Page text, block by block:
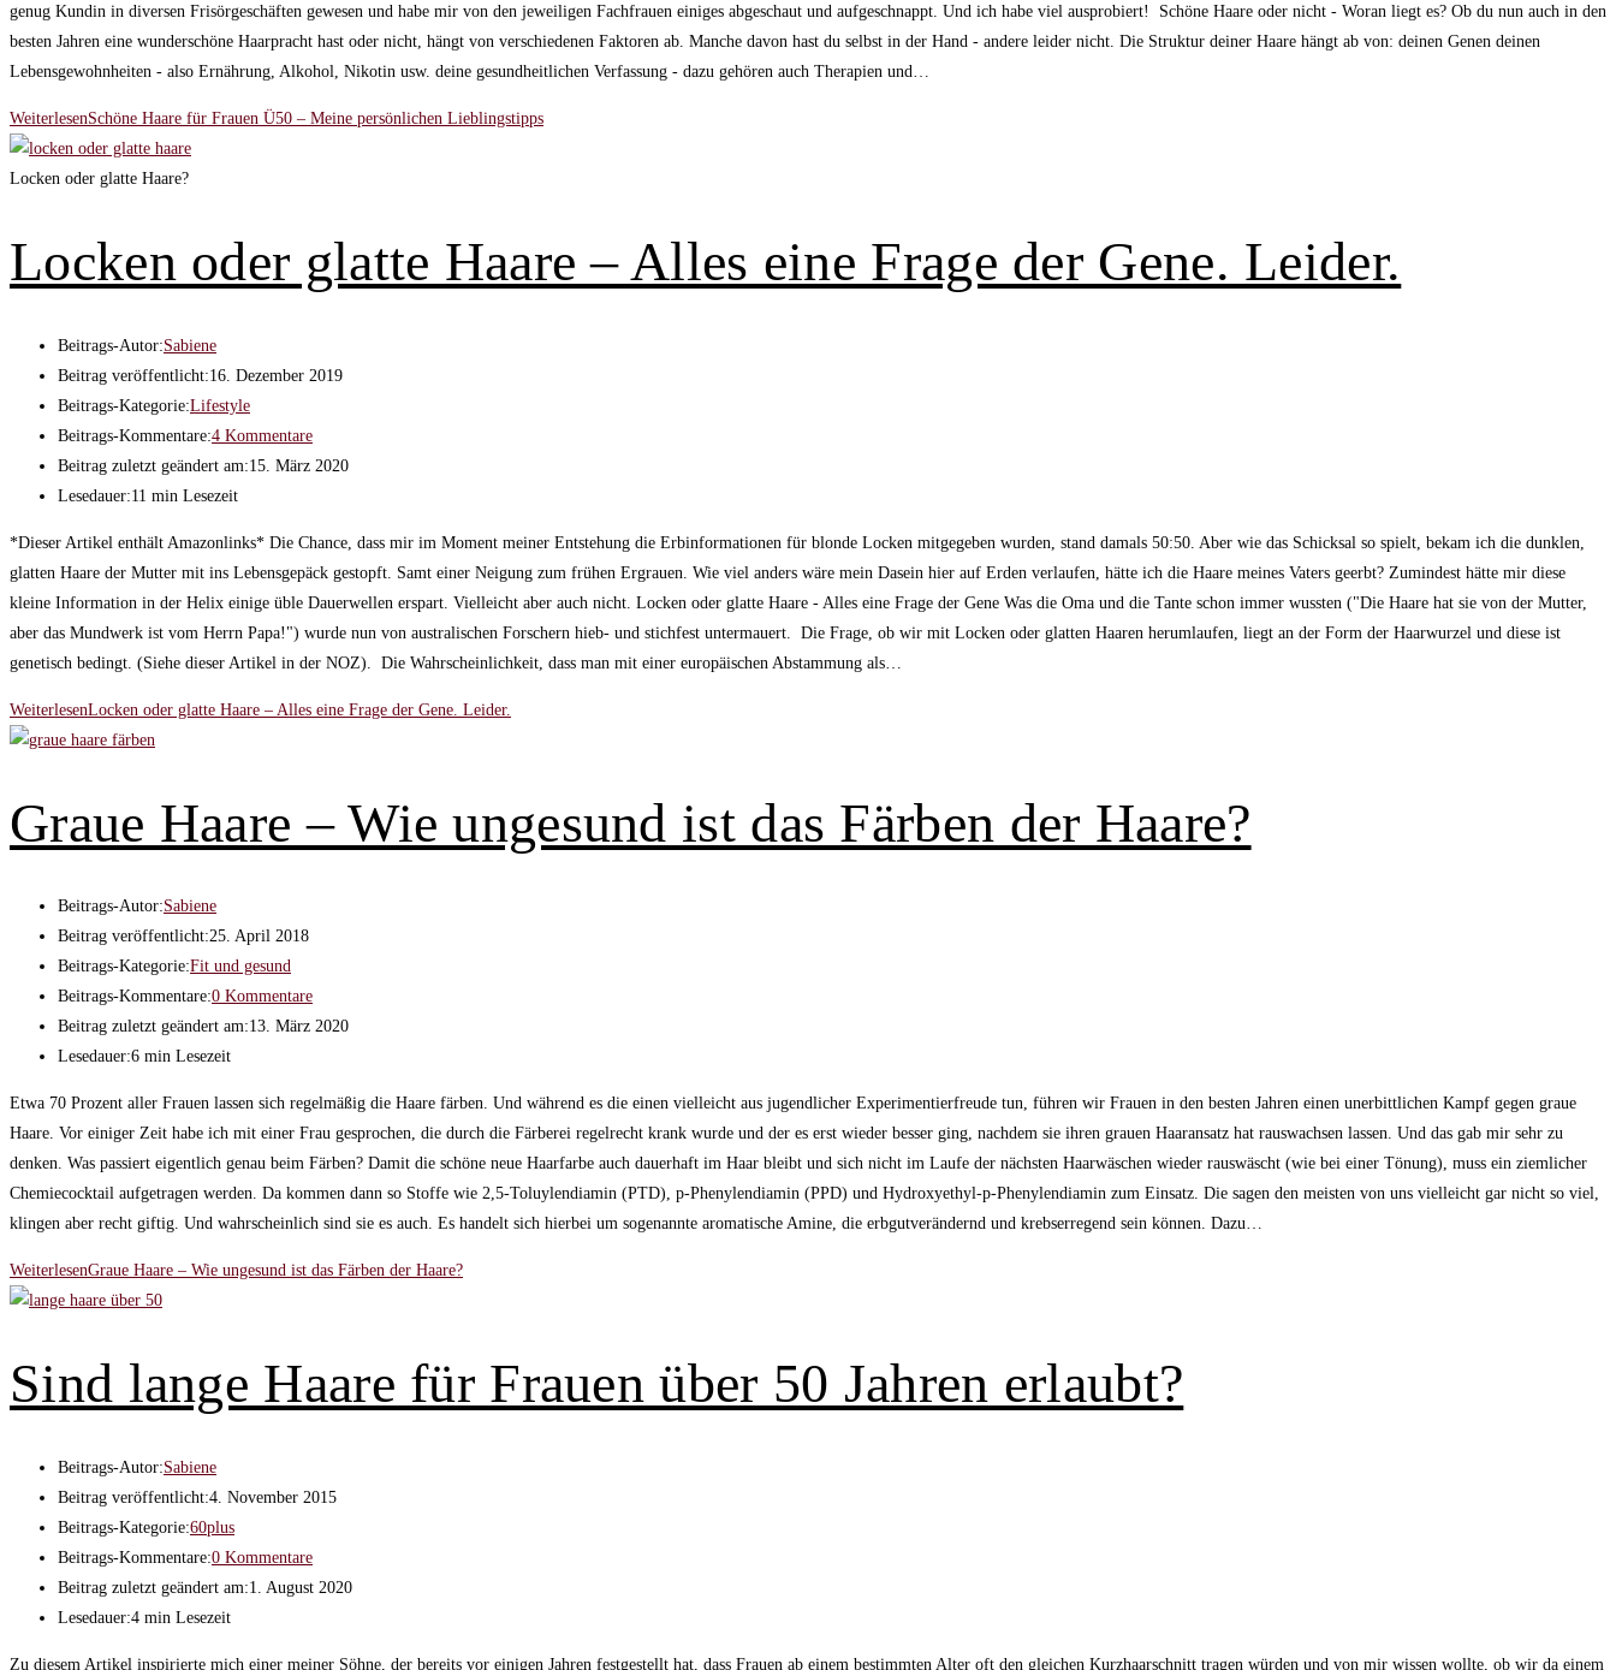
genug Kundin in diversen Frisörgeschäften gewesen und habe mir von den jeweiligen Fachfrauen einiges abgeschaut und aufgeschnappt. Und ich habe viel ausprobiert! Schöne Haare oder nicht - Woran liegt es? Ob du nun auch in den
besten Jahren eine wunderschöne Haarpracht hast oder nicht, hängt von verschiedenen Faktoren ab. Manche davon hast du selbst in der Hand - andere leider nicht. Die Struktur deiner Haare hängt ab von: deinen Genen deinen
Lebensgewohnheiten - also Ernährung, Alkohol, Nikotin usw. deine gesundheitlichen Verfassung - dazu gehören auch Therapien und…
WeiterlesenSchöne Haare für Frauen Ü50 – Meine persönlichen Lieblingstipps
Locken oder glatte Haare?
Locken oder glatte Haare – Alles eine Frage der Gene. Leider.
Beitrags-Autor:Sabiene
Beitrag veröffentlicht:16. Dezember 2019
Beitrags-Kategorie:Lifestyle
Beitrags-Kommentare:4 Kommentare
Beitrag zuletzt geändert am:15. März 2020
Lesedauer:11 min Lesezeit
*Dieser Artikel enthält Amazonlinks* Die Chance, dass mir im Moment meiner Entstehung die Erbinformationen für blonde Locken mitgegeben wurden, stand damals 50:50. Aber wie das Schicksal so spielt, bekam ich die dunklen,
glatten Haare der Mutter mit ins Lebensgepäck gestopft. Samt einer Neigung zum frühen Ergrauen. Wie viel anders wäre mein Dasein hier auf Erden verlaufen, hätte ich die Haare meines Vaters geerbt? Zumindest hätte mir diese
kleine Information in der Helix einige üble Dauerwellen erspart. Vielleicht aber auch nicht. Locken oder glatte Haare - Alles eine Frage der Gene Was die Oma und die Tante schon immer wussten ("Die Haare hat sie von der Mutter,
aber das Mundwerk ist vom Herrn Papa!") wurde nun von australischen Forschern hieb- und stichfest untermauert. Die Frage, ob wir mit Locken oder glatten Haaren herumlaufen, liegt an der Form der Haarwurzel und diese ist
genetisch bedingt. (Siehe dieser Artikel in der NOZ). Die Wahrscheinlichkeit, dass man mit einer europäischen Abstammung als…
WeiterlesenLocken oder glatte Haare – Alles eine Frage der Gene. Leider.
Graue Haare – Wie ungesund ist das Färben der Haare?
Beitrags-Autor:Sabiene
Beitrag veröffentlicht:25. April 2018
Beitrags-Kategorie:Fit und gesund
Beitrags-Kommentare:0 Kommentare
Beitrag zuletzt geändert am:13. März 2020
Lesedauer:6 min Lesezeit
Etwa 70 Prozent aller Frauen lassen sich regelmäßig die Haare färben. Und während es die einen vielleicht aus jugendlicher Experimentierfreude tun, führen wir Frauen in den besten Jahren einen unerbittlichen Kampf gegen graue
Haare. Vor einiger Zeit habe ich mit einer Frau gesprochen, die durch die Färberei regelrecht krank wurde und der es erst wieder besser ging, nachdem sie ihren grauen Haaransatz hat rauswachsen lassen. Und das gab mir sehr zu
denken. Was passiert eigentlich genau beim Färben? Damit die schöne neue Haarfarbe auch dauerhaft im Haar bleibt und sich nicht im Laufe der nächsten Haarwäschen wieder rauswäscht (wie bei einer Tönung), muss ein ziemlicher
Chemiecocktail aufgetragen werden. Da kommen dann so Stoffe wie 2,5-Toluylendiamin (PTD), p-Phenylendiamin (PPD) und Hydroxyethyl-p-Phenylendiamin zum Einsatz. Die sagen den meisten von uns vielleicht gar nicht so viel,
klingen aber recht giftig. Und wahrscheinlich sind sie es auch. Es handelt sich hierbei um sogenannte aromatische Amine, die erbgutverändernd und krebserregend sein können. Dazu…
WeiterlesenGraue Haare – Wie ungesund ist das Färben der Haare?
Sind lange Haare für Frauen über 50 Jahren erlaubt?
Beitrags-Autor:Sabiene
Beitrag veröffentlicht:4. November 2015
Beitrags-Kategorie:60plus
Beitrags-Kommentare:0 Kommentare
Beitrag zuletzt geändert am:1. August 2020
Lesedauer:4 min Lesezeit
Zu diesem Artikel inspirierte mich einer meiner Söhne, der bereits vor einigen Jahren festgestellt hat, dass Frauen ab einem bestimmten Alter oft den gleichen Kurzhaarschnitt tragen würden und von mir wissen wollte, ob wir da einem